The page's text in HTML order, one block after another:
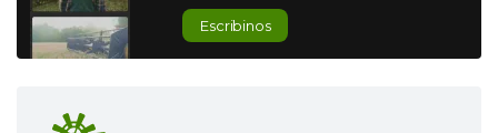
Escribinos